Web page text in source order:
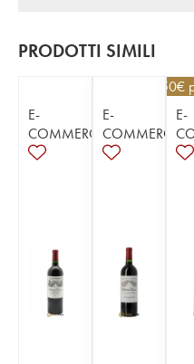
PRODOTTI SIMILI
E-
COMMERCE
E-
COMMERCE
112,50€
E-